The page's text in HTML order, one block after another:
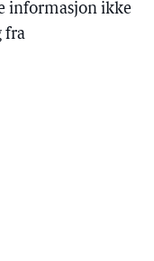
informasjon ikke
fra